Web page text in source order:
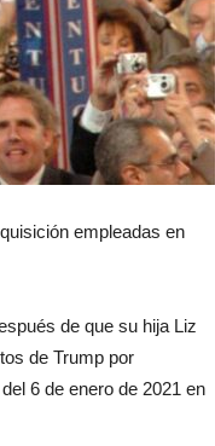
empleadas en
de que su hija Liz
de Trump por
6 de enero de 2021 en